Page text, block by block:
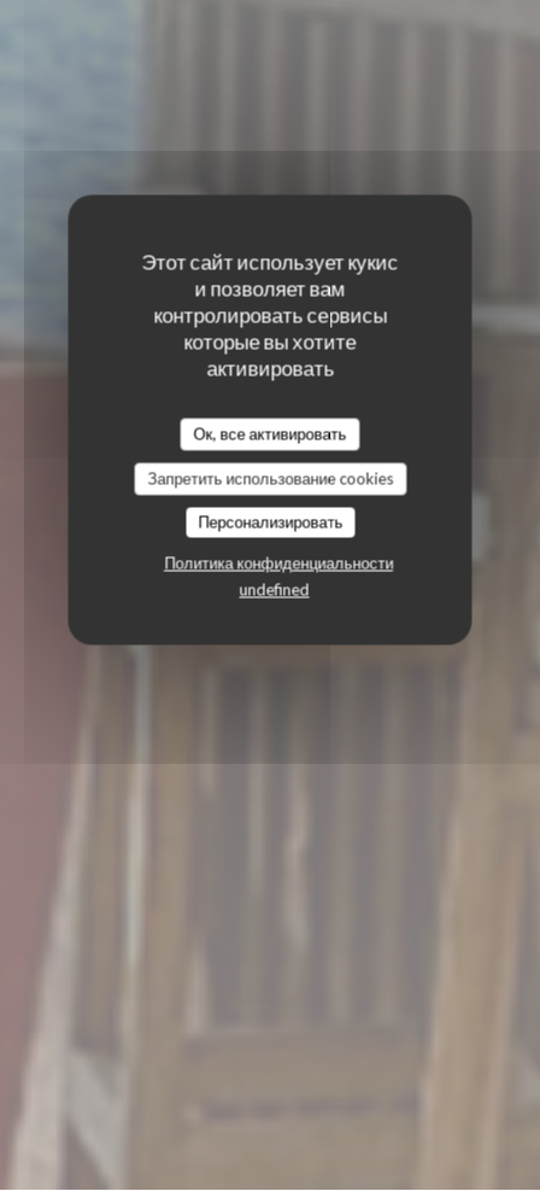
Этот сайт использует кукис
и позволяет вам
контролировать сервисы
которые вы хотите
активировать
Ок, все активировать
Запретить использование cookies
Персонализировать
Политика конфиденциальности
undefined